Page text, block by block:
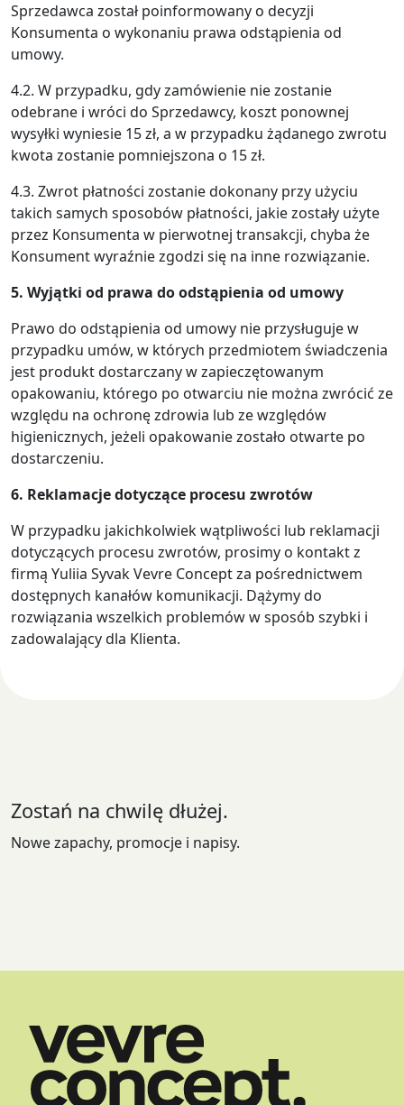
Sprzedawca został poinformowany o decyzji
Konsumenta o wykonaniu prawa odstąpienia od
umowy.
4.2. W przypadku, gdy zamówienie nie zostanie
odebrane i wróci do Sprzedawcy, koszt ponownej
wysyłki wyniesie 15 zł, a w przypadku żądanego zwrotu
kwota zostanie pomniejszona o 15 zł.
4.3. Zwrot płatności zostanie dokonany przy użyciu
takich samych sposobów płatności, jakie zostały użyte
przez Konsumenta w pierwotnej transakcji, chyba że
Konsument wyraźnie zgodzi się na inne rozwiązanie.
5. Wyjątki od prawa do odstąpienia od umowy
Prawo do odstąpienia od umowy nie przysługuje w
przypadku umów, w których przedmiotem świadczenia
jest produkt dostarczany w zapieczętowanym
opakowaniu, którego po otwarciu nie można zwrócić ze
względu na ochronę zdrowia lub ze względów
higienicznych, jeżeli opakowanie zostało otwarte po
dostarczeniu.
6. Reklamacje dotyczące procesu zwrotów
W przypadku jakichkolwiek wątpliwości lub reklamacji
dotyczących procesu zwrotów, prosimy o kontakt z
firmą Yuliia Syvak Vevre Concept za pośrednictwem
dostępnych kanałów komunikacji. Dążymy do
rozwiązania wszelkich problemów w sposób szybki i
zadowalający dla Klienta.
Zostań na chwilę dłużej.
Nowe zapachy, promocje i napisy.